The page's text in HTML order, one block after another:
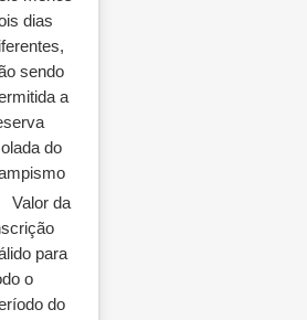
dias
sendo
a
do
Valor da
para
o
do